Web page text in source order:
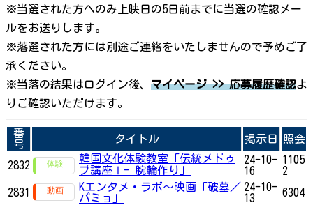
※当選された方へのみ上映日の5日前までに当選の確認メー
ルをお送りします。
※落選された方には別途ご連絡をいたしませんので予めご了
承ください。
※当落の結果はログイン後、 マイページ >> 応募履歴確認よ
りご確認いただけます。
番
号
タイトル 掲示日 照会
2832
韓国文化体験教室「伝統メドゥ
プ講座Ⅰ- 腕輪作り」
24-10-
16
1105
2
2831
Kエンタメ・ラボ～映画「破墓／
パミョ」
24-10-
13
6304